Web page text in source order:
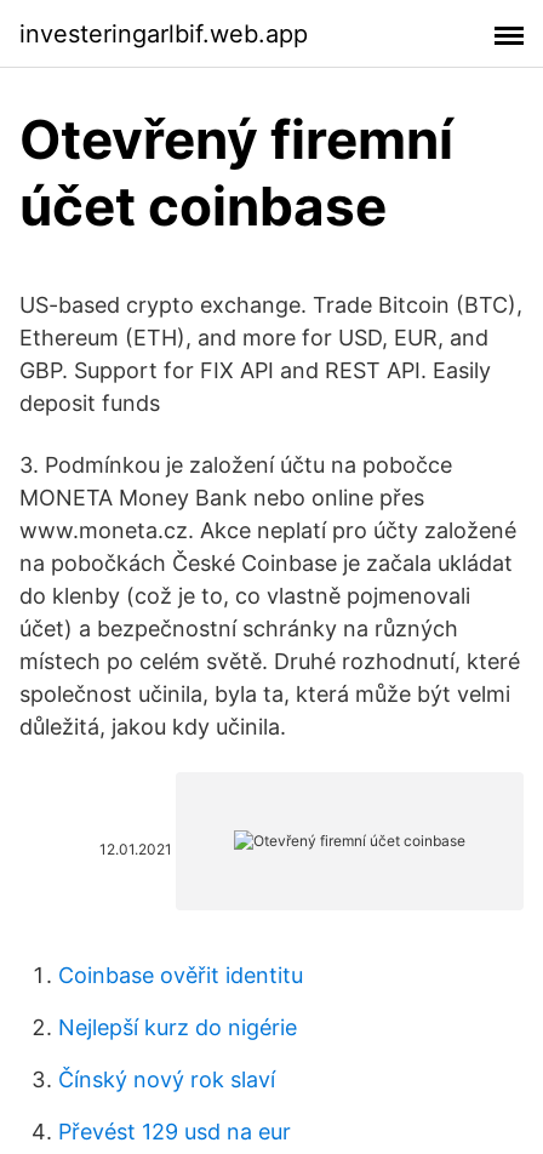
investeringarlbif.web.app
Otevřený firemní
účet coinbase
US-based crypto exchange. Trade Bitcoin (BTC),
Ethereum (ETH), and more for USD, EUR, and
GBP. Support for FIX API and REST API. Easily
deposit funds
3. Podmínkou je založení účtu na pobočce
MONETA Money Bank nebo online přes
www.moneta.cz. Akce neplatí pro účty založené
na pobočkách České Coinbase je začala ukládat
do klenby (což je to, co vlastně pojmenovali
účet) a bezpečnostní schránky na různých
místech po celém světě. Druhé rozhodnutí, které
společnost učinila, byla ta, která může být velmi
důležitá, jakou kdy učinila.
12.01.2021
Coinbase ověřit identitu
Nejlepší kurz do nigérie
Čínský nový rok slaví
Převést 129 usd na eur